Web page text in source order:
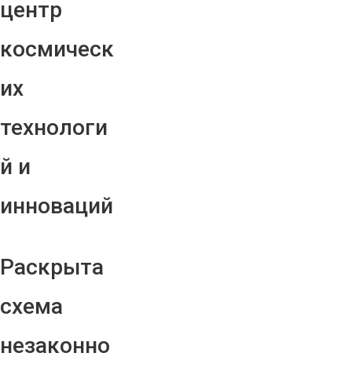
центр
космическ
их
технологи
й и
инноваций
Раскрыта
схема
незаконно